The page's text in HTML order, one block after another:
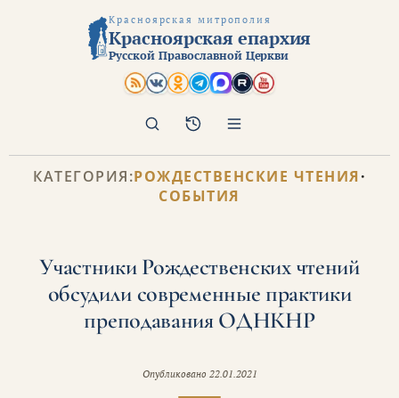
Красноярская митрополия
Красноярская епархия
Русской Православной Церкви
Архив
Поиск
КАТЕГОРИЯ:РОЖДЕСТВЕНСКИЕ ЧТЕНИЯ·
СОБЫТИЯ
Участники Рождественских чтений
обсудили современные практики
преподавания ОДНКНР
Опубликовано 22.01.2021